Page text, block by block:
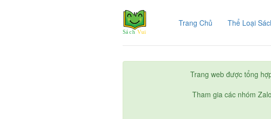
Trang Chủ (current)Thể Loại
Trang web được tổng
Tham gia các nhóm